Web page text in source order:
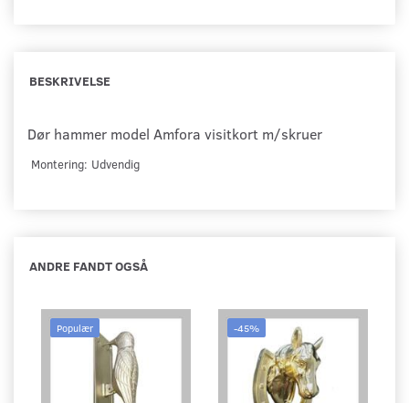
BESKRIVELSE
Dør hammer model Amfora visitkort m/skruer
Montering: Udvendig
ANDRE FANDT OGSÅ
Populær -45%